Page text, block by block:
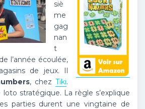
siè
me
gag
nan
t
l’année écoulée,
de jeux. Il
, chez Tiki.
loto stratégique. La règle s’explique
parties durent une vingtaine de